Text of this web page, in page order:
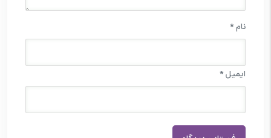
نام*
ایمیل*